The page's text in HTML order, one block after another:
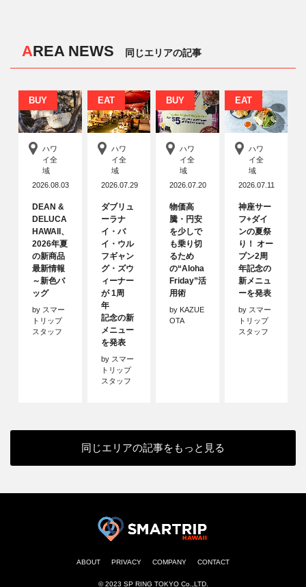
AREA NEWS 同じエリアの記事
BUY
ハワ
イ全
域
2026.08.03
DEAN &
DELUCA
HAWAII、
2026年夏
の新商品
最新情報
～新色バ
ッグ
by スマー
トリップ
スタッフ
EAT
ハワ
イ全
域
2026.07.29
ダブリュ
ーラナ
イ・バ
イ・ウル
フギャン
グ・ズウ
ィーナー
が 1周
年
記念の新
メニュー
を発表
by スマー
トリップ
スタッフ
BUY
ハワ
イ全
域
2026.07.20
物価高
騰・円安
を少しで
も乗り切
るため
の“Aloha
Friday”活
用術
by KAZUE
OTA
EAT
ハワ
イ全
域
2026.07.11
神座サー
フ+ダイ
ンの夏祭
り！ オー
プン2周
年記念の
新メニュ
ーを発表
by スマー
トリップ
スタッフ
同じエリアの記事をもっと見る
ABOUT PRIVACY COMPANY CONTACT
© 2023 SP RING TOKYO Co.,LTD.